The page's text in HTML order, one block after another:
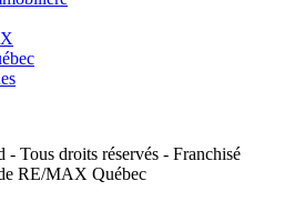
Tous droits réservés - Franchisé
RE/MAX Québec